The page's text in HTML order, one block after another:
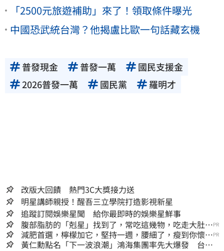
「2500元旅遊補助」來了！領取條件曝光
中國恐武統台灣？他揭盧比歐一句話藏玄機
普發現金 普發一萬
國民支援金
2026普發一萬
國民黨 羅明才
改版大回饋 熱門3C大獎接力送
明星講師親授！醒吾三立學院打造影視新星
追蹤訂閱娛樂星聞 給你最即時的娛樂星鮮事
腹部脂肪的「剋星」找到了，常吃這幾物，吃走大肚
囊，瘦出小蠻腰
PR
減肥首選，檸檬加它，堅持一週，腰細了，瘦到你懷疑
人生
PR
黃仁勳點名「下一波浪潮」鴻海集團率先大爆發 台股